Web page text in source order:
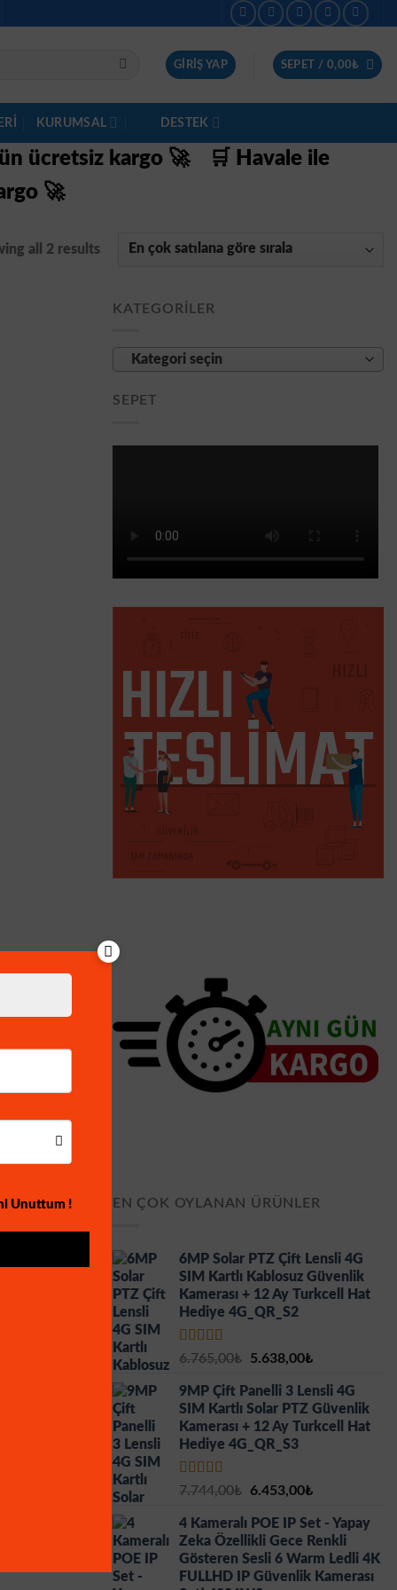
GIRIŞ YAP SEPET / 0,00₺
KURUMSAL DESTEK
ücretsiz kargo 🚀
🛒 Havale ile
🚀
all 2 results
KATEGORILER
Kategori seçin
SEPET
EN ÇOK OYLANAN ÜRÜNLER
6MP Solar PTZ Çift Lensli 4G
SIM Kartlı Kablosuz Güvenlik
Kamerası + 12 Ay Turkcell Hat
Hediye 4G_QR_S2
5 üzerinden
6.765,00₺
Orijinal
6.765,00₺.
5.638,00₺Şu
fiyat:
5.638,00₺.
9MP Çift Panelli 3 Lensli 4G
SIM Kartlı Solar PTZ Güvenlik
Kamerası + 12 Ay Turkcell Hat
Hediye 4G_QR_S3
5 üzerinden
7.744,00₺
Orijinal
7.744,00₺.
6.453,00₺Şu
fiyat:
6.453,00₺.
4 Kameralı POE IP Set - Yapay
Zeka Özellikli Gece Renkli
Gösteren Sesli 6 Warm Ledli 4K
FULLHD IP Güvenlik Kamerası
Unuttum !